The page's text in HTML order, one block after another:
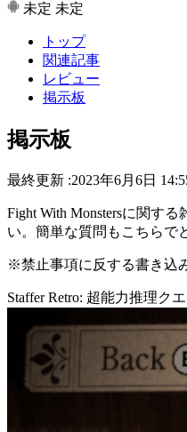
未定 未定
トップ
関連記事
レビュー
掲示板
掲示板
最終更新 :2023年6月6日
Fight With Monstersに関す
い。簡単な質問もこちらで
※禁止事項に反する書き込
Staffer Retro: 超能力推理ク